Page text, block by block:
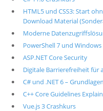
HTML5 und CSS3: Start
Download Material
Moderne
PowerShell 7 und
ASP.NET Core Security
Digitale Barrierefreiheit für
C# und .NET 6 –
C++ Core Guidelines
Vue.js 3 Crashkurs